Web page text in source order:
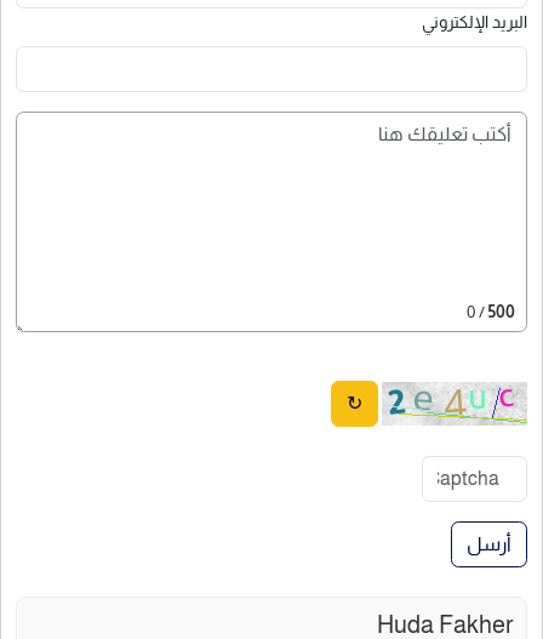
البريد الإلكتروني
500
/ 0
↻
أرسل
Huda Fakher